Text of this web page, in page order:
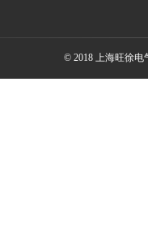
© 2018 上海旺徐